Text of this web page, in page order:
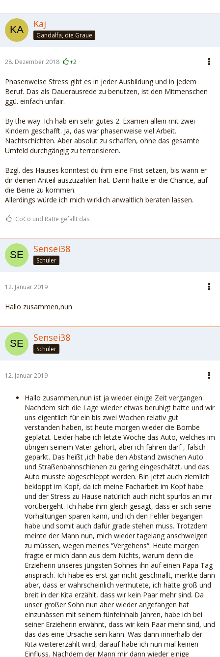
Kaj
Gandalfa, die Graue
28. Dezember 2018 +2
Phasenweise Stress gibt es in jeder Ausbildung und in jedem
Beruf. Das als Dauerausrede zu benutzen, ist den Mitmenschen
ggü. einfach unfair.
By the way: Ich hab ein sehr gutes 2. Examen allein mit zwei
Kindern geschafft. Ja, das war phasenweise viel Arbeit.
Nachtschichten. Aber absolut zu schaffen, ohne das gesamte
Umfeld durchgängig zu terrorisieren.
Bzgl. des Hauses könntest du ihm eine Frist setzen, bis wann er
dir deinen Anteil auszuzahlen hat. Dann hätte er die Chance, auf
die Beine zu kommen.
Allerdings würde ich mich wirklich anwaltlich beraten lassen.
CoCo und Ratte gefällt das.
Sensei38
Schüler
12. Januar 2019
Hallo zusammen,nun
Sensei38
Schüler
12. Januar 2019
Hallo zusammen,nun ist ja wieder einige Zeit vergangen.
Nachdem sich die Lage wieder etwas beruhigt hatte und wir
uns eigentlich für ein bis zwei Wochen relativ gut
verstanden haben, ist heute morgen wieder die Bombe
geplatzt. Leider habe ich letzte Woche das Auto, welches im
übrigen seinem Vater gehört, aber ich fahren darf , falsch
geparkt. Das heißt ,ich habe den Abstand zwischen Auto
und Straßenbahnschienen zu gering eingeschätzt, und das
Auto musste abgeschleppt werden. Bin jetzt auch ziemlich
bekloppt im Kopf, da ich meine Facharbeit im Kopf habe
und der Stress zu Hause natürlich auch nicht spurlos an mir
vorübergeht. Ich habe ihm gleich gesagt, dass er sich seine
Vorhaltungen sparen kann, und ich den Fehler begangen
habe und somit auch dafür grade stehen muss. Trotzdem
meinte der Mann nun, mich wieder tagelang anschweigen
zu müssen, wegen meines “Vergehens“. Heute morgen
fragte er mich dann aus dem Nichts, warum denn die
Erzieherin unseres jüngsten Sohnes ihn auf einen Papa Tag
ansprach. Ich habe es erst gar nicht geschnallt, merkte dann
aber, dass er wahrscheinlich vermutete, ich hätte groß und
breit in der Kita erzählt, dass wir kein Paar mehr sind. Da
unser großer Sohn nun aber wieder angefangen hat
einzunässen mit seinem fünfeinhalb Jahren, habe ich bei
seiner Erzieherin erwähnt, dass wir kein Paar mehr sind, und
das das eine Ursache sein kann. Was dann innerhalb der
Kita weitererzählt wird, darauf habe ich nun mal keinen
Einfluss. Nachdem der Mann mir dann wieder einige